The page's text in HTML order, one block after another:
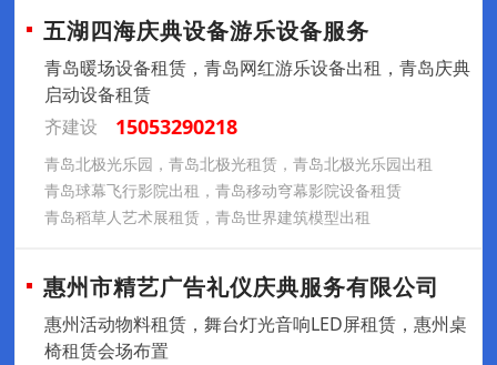
五湖四海庆典设备游乐设备服务
青岛暖场设备租赁，青岛网红游乐设备出租，青岛庆典
启动设备租赁
齐建设
15053290218
青岛北极光乐园，青岛北极光租赁，青岛北极光乐园出租
青岛球幕飞行影院出租，青岛移动穹幕影院设备租赁
青岛稻草人艺术展租赁，青岛世界建筑模型出租
惠州市精艺广告礼仪庆典服务有限公司
惠州活动物料租赁，舞台灯光音响LED屏租赁，惠州桌
椅租赁会场布置